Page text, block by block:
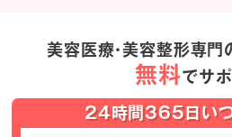
美容医療・美容整形専門
無料でサポ
24時間365日いつ